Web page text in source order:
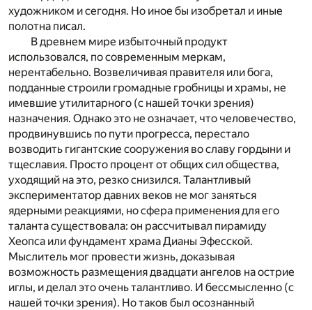
художником и сегодня. Но иное бы изобретал и иные
полотна писал.
В древнем мире избыточный продукт
использовался, по современным меркам,
нерентабельно. Возвеличивая правителя или бога,
подданные строили громадные гробницы и храмы, не
имевшие утилитарного (с нашей точки зрения)
назначения. Однако это не означает, что человечество,
продвинувшись по пути прогресса, перестало
возводить гигантские сооружения во славу гордыни и
тщеславия. Просто процент от общих сил общества,
уходящий на это, резко снизился. Талантливый
экспериментатор давних веков не мог заняться
ядерными реакциями, но сфера применения для его
таланта существовала: он рассчитывал пирамиду
Хеопса или фундамент храма Дианы Эфесской.
Мыслитель мог провести жизнь, доказывая
возможность размещения двадцати ангелов на острие
иглы, и делал это очень талантливо. И бессмысленно (с
нашей точки зрения). Но таков был осознанный